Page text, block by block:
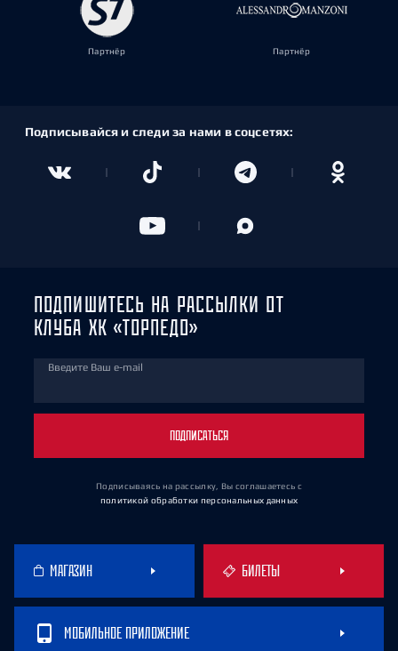
Партнёр Партнёр
Подписывайся и следи за нами в соцсетях:
ПОДПИШИТЕСЬ НА РАССЫЛКИ ОТ
КЛУБА ХК «ТОРПЕДО»
Введите Ваш e-mail
ПОДПИСАТЬСЯ
Подписываясь на рассылку, Вы соглашаетесь с
политикой обработки персональных данных
МАГАЗИН БИЛЕТЫ
МОБИЛЬНОЕ ПРИЛОЖЕНИЕ